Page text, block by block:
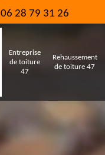
06 28 79 31 26
Entreprise
de toiture
47
Rehaussement
de toiture 47